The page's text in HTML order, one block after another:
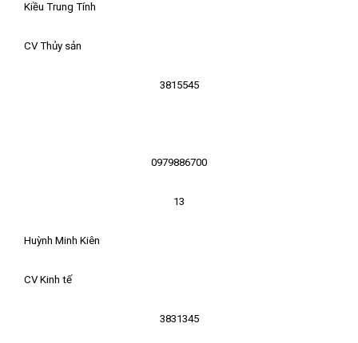
Kiều Trung Tính
CV Thủy sản
3815545
0979886700
13
Huỳnh Minh Kiên
CV Kinh tế
3831345